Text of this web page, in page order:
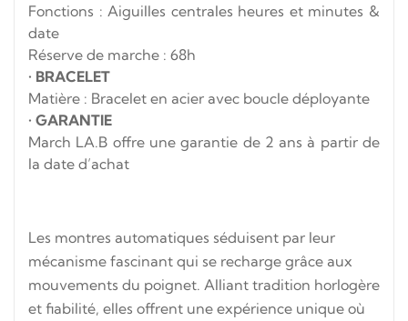
Fonctions : Aiguilles centrales heures et minutes &
date
Réserve de marche : 68h
• BRACELET
Matière : Bracelet en acier avec boucle déployante
• GARANTIE
March LA.B offre une garantie de 2 ans à partir de
la date d’achat
Les montres automatiques séduisent par leur
mécanisme fascinant qui se recharge grâce aux
mouvements du poignet. Alliant tradition horlogère
et fiabilité, elles offrent une expérience unique où